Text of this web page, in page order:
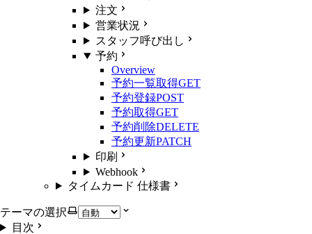
注文
営業状況
スタッフ呼び出し
予約
Overview
予約一覧取得GET
予約登録POST
予約取得GET
予約削除DELETE
予約更新PATCH
印刷
Webhook
タイムカード 仕様書
テーマの選択
目次